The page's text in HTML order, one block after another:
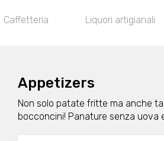
Caffetteria Liquori artigianali
Appetizers
Non solo patate fritte ma anche
bocconcini! Panature senza uova